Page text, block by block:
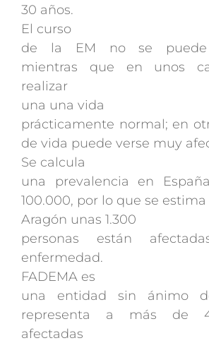
30 años.
El curso
de la EM no se puede
mientras que en unos
realizar
una una vida
prácticamente normal; en
de vida puede verse muy
Se calcula
una prevalencia en
100.000, por lo que se
Aragón unas 1.300
personas están
enfermedad.
FADEMA es
una entidad sin ánimo
representa a más de
afectadas